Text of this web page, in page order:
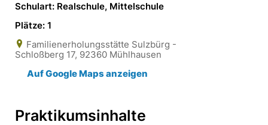
Schulart: Realschule, Mittelschule
Plätze: 1
Familienerholungsstätte Sulzbürg -
Schloßberg 17, 92360 Mühlhausen
Auf Google Maps anzeigen
Praktikumsinhalte